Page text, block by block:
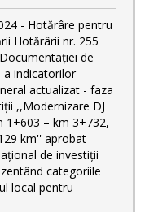
- Hotărâre pentru
Hotărârii nr. 255
de
a indicatorilor
actualizat - faza
,,Modernizare DJ
1+603 – km 3+732,
km'' aprobat
de investiții
categoriile
local pentru